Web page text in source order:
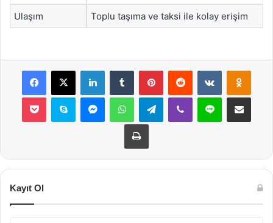
Ulaşım Toplu taşıma ve taksi ile kolay erişim
Facebook
X LinkedInTumblr PinterestReddit VKontakte
Pocket Skype MessengerWhatsAppTelegramViber Line E-Posta ile
Yazdır
Kayıt Ol